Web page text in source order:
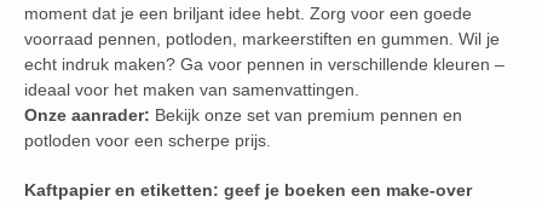
moment dat je een briljant idee hebt. Zorg voor een goede
voorraad pennen, potloden, markeerstiften en gummen. Wil je
echt indruk maken? Ga voor pennen in verschillende kleuren –
ideaal voor het maken van samenvattingen.
Onze aanrader: Bekijk onze set van premium pennen en
potloden voor een scherpe prijs.
Kaftpapier en etiketten: geef je boeken een make-over